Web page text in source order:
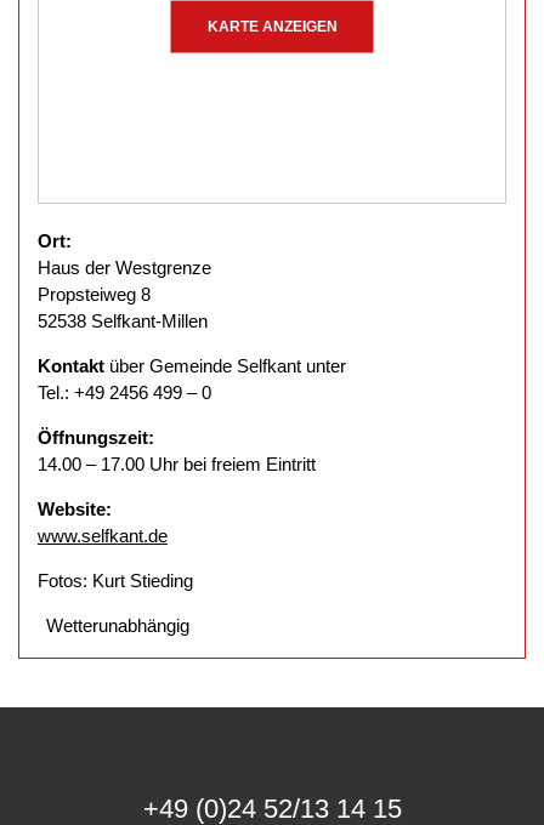
KARTE ANZEIGEN
Ort:
Haus der Westgrenze
Propsteiweg 8
52538 Selfkant-Millen
Kontakt über Gemeinde Selfkant unter
Tel.: +49 2456 499 – 0
Öffnungszeit:
14.00 – 17.00 Uhr bei freiem Eintritt
Website:
www.selfkant.de
Fotos: Kurt Stieding
Wetterunabhängig
+49 (0)24 52/13 14 15